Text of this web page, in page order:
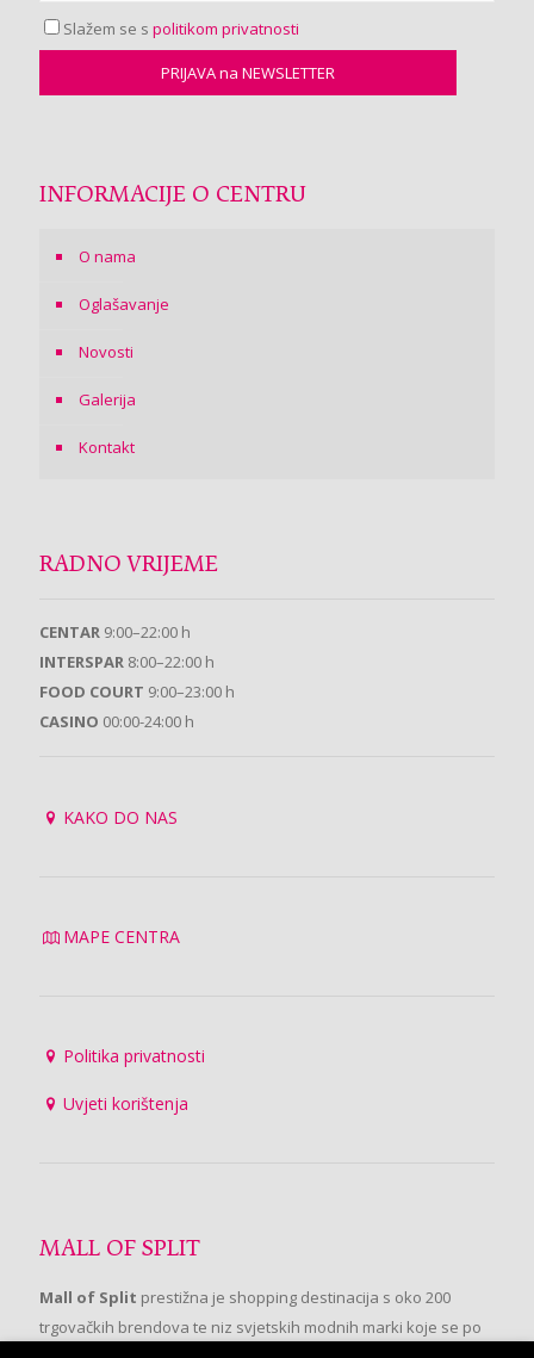
Slažem se s politikom privatnosti
INFORMACIJE O CENTRU
O nama
Oglašavanje
Novosti
Galerija
Kontakt
RADNO VRIJEME
CENTAR 9:00–22:00 h
INTERSPAR 8:00–22:00 h
FOOD COURT 9:00–23:00 h
CASINO 00:00-24:00 h
KAKO DO NAS
MAPE CENTRA
Politika privatnosti
Uvjeti korištenja
MALL OF SPLIT
Mall of Split prestižna je shopping destinacija s oko 200
trgovačkih brendova te niz svjetskih modnih marki koje se po